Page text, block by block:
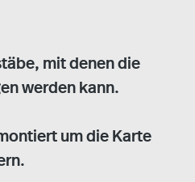
mit denen die
werden kann.
um die Karte